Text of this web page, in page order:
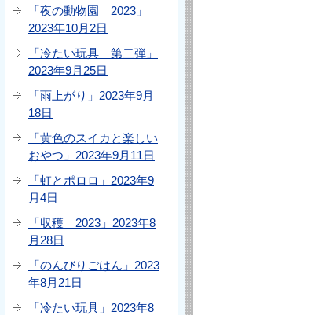
「夜の動物園 2023」
2023年10月2日
「冷たい玩具 第二弾」
2023年9月25日
「雨上がり」2023年9月
18日
「黄色のスイカと楽しい
おやつ」2023年9月11日
「虹とポロロ」2023年9
月4日
「収穫 2023」2023年8
月28日
「のんびりごはん」2023
年8月21日
「冷たい玩具」2023年8